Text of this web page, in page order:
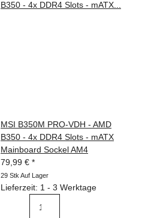
MSI B350M PRO-VDH - AMD
B350 - 4x DDR4 Slots - mATX
Mainboard Sockel AM4
79,99 € *
29 Stk Auf Lager
Lieferzeit: 1 - 3 Werktage